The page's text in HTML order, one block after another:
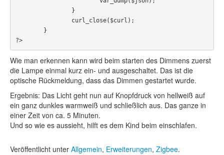
?>
Wie man erkennen kann wird beim starten des Dimmens zuerst
die Lampe einmal kurz ein- und ausgeschaltet. Das ist die
optische Rückmeldung, dass das Dimmen gestartet wurde.
Ergebnis: Das Licht geht nun auf Knopfdruck von hellweiß auf
ein ganz dunkles warmweiß und schließlich aus. Das ganze in
einer Zeit von ca. 5 Minuten.
Und so wie es aussieht, hilft es dem Kind beim einschlafen.
Veröffentlicht unter Allgemein, Erweiterungen, Zigbee.